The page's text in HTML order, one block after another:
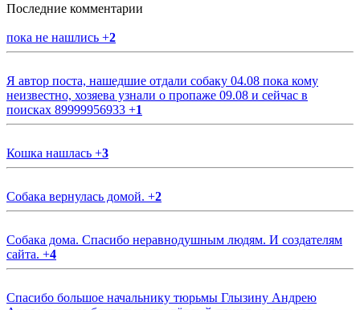
Последние комментарии
пока не нашлись +2
Я автор поста, нашедшие отдали собаку 04.08 пока кому
неизвестно, хозяева узнали о пропаже 09.08 и сейчас в
поисках 89999956933 +1
Кошка нашлась +3
Собака вернулась домой. +2
Собака дома. Спасибо неравнодушным людям. И создателям
сайта. +4
Спасибо большое начальнику тюрьмы Глызину Андрею